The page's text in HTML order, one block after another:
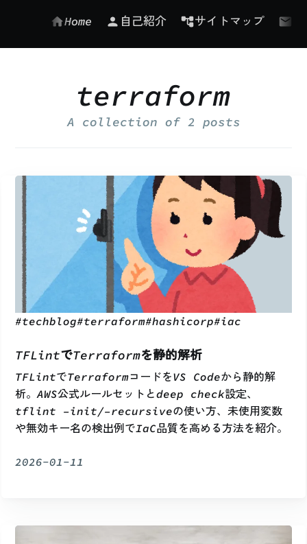
Home 自己紹介 サイトマップ
terraform
A collection of 2 posts
#techblog#terraform#hashicorp#iac
TFLintでTerraformを静的解析
TFLintでTerraformコードをVS Codeから静的解
析。AWS公式ルールセットとdeep check設定、
tflint –init/–recursiveの使い方、未使用変数
や無効キー名の検出例でIaC品質を高める方法を紹介。
2026-01-11